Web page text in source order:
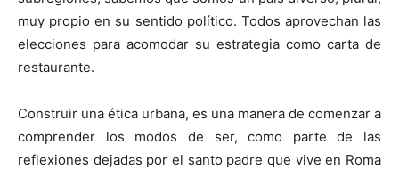
muy propio en su sentido político. Todos aprovechan las
elecciones para acomodar su estrategia como carta de
restaurante.
Construir una ética urbana, es una manera de comenzar a
comprender los modos de ser, como parte de las
reflexiones dejadas por el santo padre que vive en Roma